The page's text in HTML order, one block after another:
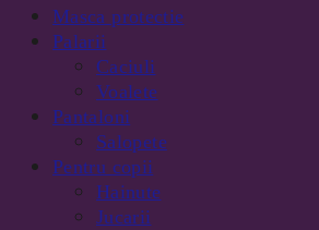
Masca protectie
Palarii
Caciuli
Voalete
Pantaloni
Salopete
Pentru copii
Hainute
Jucarii